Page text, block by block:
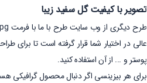
تصویر با کیفیت گل سفید زیبا
طرح دیگری از وب سایت طرح با ما با فرمت jpg است.
عالی در اختیار شما قرار گرفته است تا برای
پوستر و ... از آن استفاده کنید.
برای هر بیزینسی اگر دنبال محصول گرافیکی